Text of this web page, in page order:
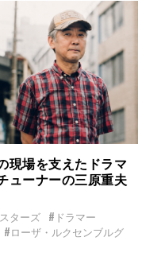
現場を支えたドラマ
ューナーの三原重夫
ターズ #ドラマー
#ローザ・ルクセンブルグ